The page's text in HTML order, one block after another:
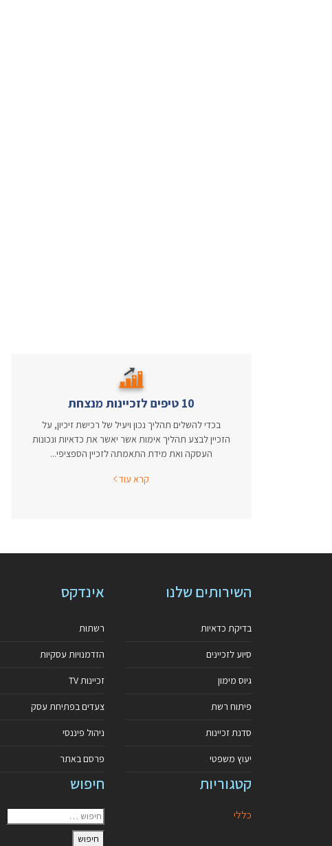
10 טיפים לזכיינות מנצחת
בכדי להשלים תהליך נכון ויעיל של רכישת זיכיון, על
הזכיין לבצע תהליך אימות אשר יאשר את כדאיות ונכונות
העסקה ואת מידת התאמתה לזכיין הספציפי...
קרא עוד
השירותים שלנו
בדיקת כדאיות
סיוע לזכיינים
גיוס מימון
פיתוח רשת
סדנת זכיינות
יעוץ משפטי
אינדקס
רשתות
הזדמנויות עסקיות
זכיינות TV
צעדים בפתיחת עסק
ניהול פיננסי
פרסם באתר
קטגוריות
כללי
חיפוש